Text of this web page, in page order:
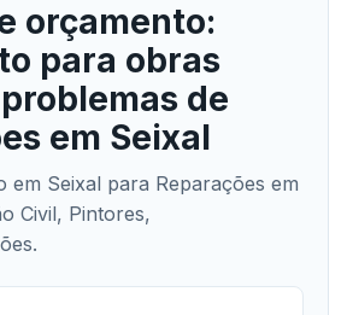
orçamento:
para obras
de
em Seixal
em Seixal para Reparações em
Civil, Pintores,